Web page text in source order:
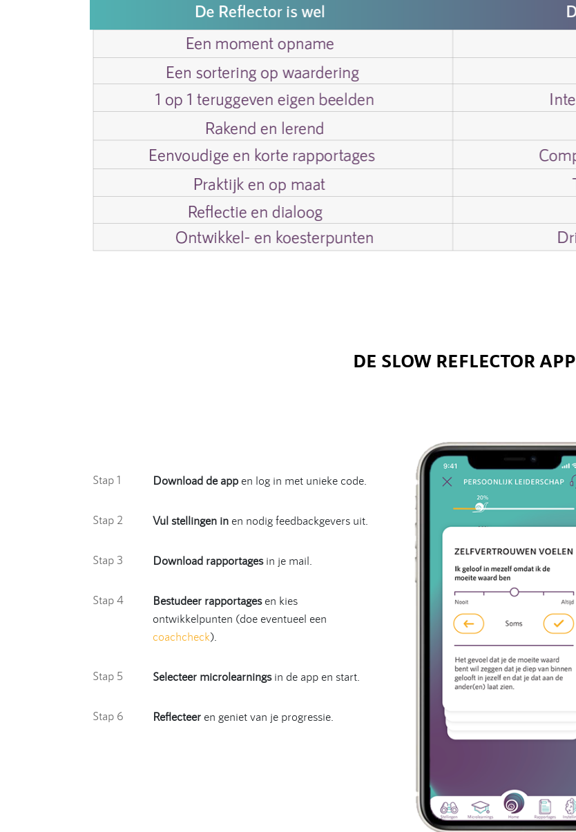
DE SLOW REFLECTOR APP
Stap 1 Download de appen log in met unieke code.
Stap 2 Vul stellingen inen nodig feedbackgevers uit.
Stap 3 Download rapportagesin je mail.
Stap 4 Bestudeer rapportagesen kies
ontwikkelpunten (doe eventueel een
coachcheck).
Stap 5 Selecteer microlearningsin de app en start.
Stap 6 Reflecteeren geniet van je progressie.